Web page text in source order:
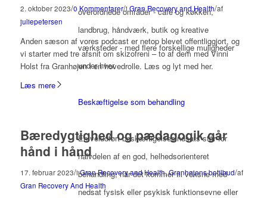
overordnede områder - café og køkken,
landbrug, håndværk, butik og kreative
værksteder - med flere forskellige muligheder
under hver.
Beskæftigelse som behandling
En veludført beskæftigelsesindsats står for
halvdelen af en god, helhedsorienteret
behandling, når det kommer til voksne med
nedsat fysisk eller psykisk funktionsevne eller
2. oktober 2023/0 Kommentarer/iGran Recovery and Health/af
juliepetersen
Anden sæson af vores podcast er netop blevet offentliggjort, og
vi starter med tre afsnit om skizofreni – to af dem med Vinni
Holst fra Granhøjen i en hovedrolle. Læs og lyt med her.
Læs mere
Bæredygtighed og pædagogik går
hånd i hånd
17. februar 2023/iGran Recovery and Health,Granhøjens botilbud/af
Gran Recovery And Health